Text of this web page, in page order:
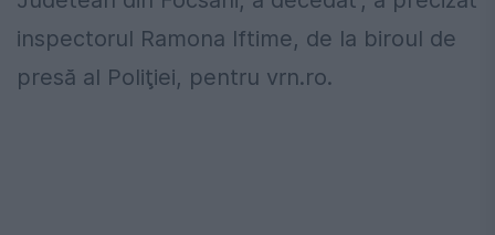
inspectorul Ramona Iftime, de la biroul de
presă al Poliţiei, pentru vrn.ro.